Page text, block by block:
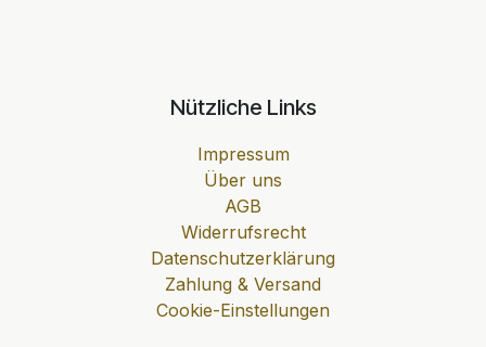
Nützliche Links
Impressum
Über uns
AGB
Widerrufsrecht
Datenschutzerklärung
Zahlung & Versand
Cookie-Einstellungen